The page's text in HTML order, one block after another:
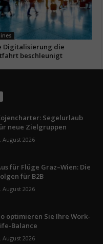
Digitalisierung die
beschleunigt
Segelurlaub
neue Zielgruppen
August 2026
für Flüge Graz–Wien: Die
für B2B
August 2026
optimieren Sie Ihre Work-
Balance
August 2026